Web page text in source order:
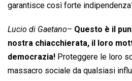
garantisce così forte
Lucio di Gaetano– Questo è il
nostra chiacchierata, il loro
democrazia! Proteggere le loro
massacro sociale da qualsiasi